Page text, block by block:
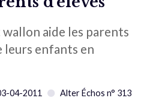
aide les parents
leurs enfants en
04-2011 Alter Échos n° 313